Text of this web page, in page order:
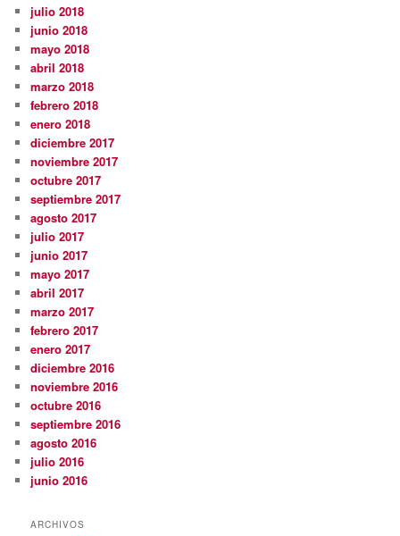
julio 2018
junio 2018
mayo 2018
abril 2018
marzo 2018
febrero 2018
enero 2018
diciembre 2017
noviembre 2017
octubre 2017
septiembre 2017
agosto 2017
julio 2017
junio 2017
mayo 2017
abril 2017
marzo 2017
febrero 2017
enero 2017
diciembre 2016
noviembre 2016
octubre 2016
septiembre 2016
agosto 2016
julio 2016
junio 2016
ARCHIVOS